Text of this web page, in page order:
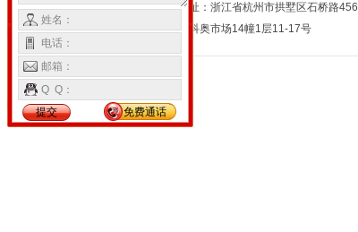
地址：浙江省杭州市拱墅区石桥路456
号科奥市场14幢1层11-17号
姓名：
电话：
邮箱：
Q Q：
提交
免费通话